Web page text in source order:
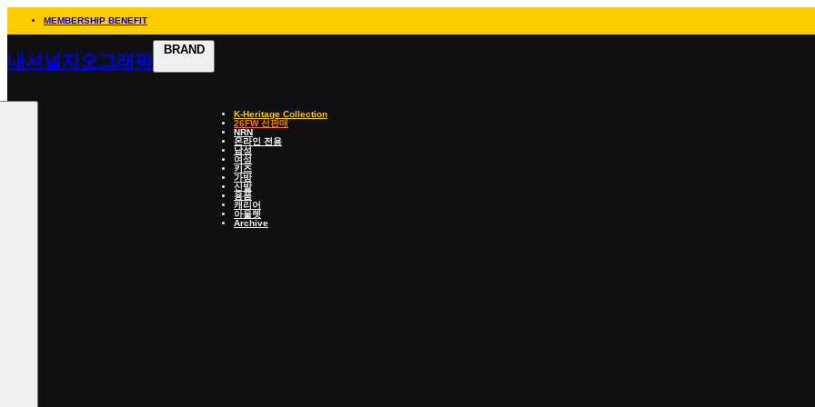
MEMBERSHIP BENEFIT
내셔널지오그래픽
BRAND
K-Heritage Collection
26FW 선판매
NRN
온라인 전용
남성
여성
키즈
가방
신발
용품
캐리어
아울렛
Archive